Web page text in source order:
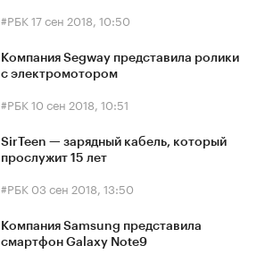
#РБК17 сен 2018, 10:50
Компания Segway представила ролики
с электромотором
#РБК10 сен 2018, 10:51
SirTeen — зарядный кабель, который
прослужит 15 лет
#РБК 03 сен 2018, 13:50
Компания Samsung представила
смартфон Galaxy Note9